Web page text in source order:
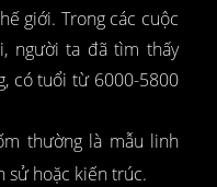
giới. Trong các cuộc
người ta đã tìm thấy
có tuổi từ 6000-5800
thường là mẫu linh
sử hoặc kiến trúc.